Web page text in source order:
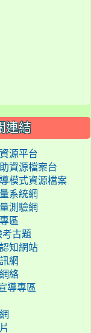
連結
源平台
資源檔案台
模式資源檔案
系統網
測驗網
區
古題
知網站
網
絡
導專區